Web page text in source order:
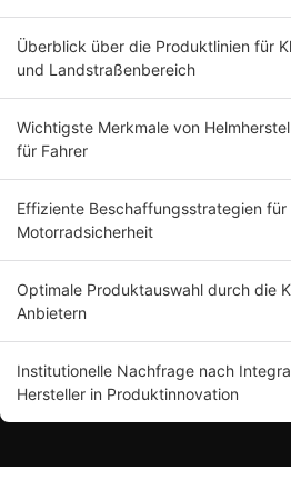
Überblick über die Produktlinien für
und Landstraßenbereich
Wichtigste Merkmale von
für Fahrer
Effiziente Beschaffungsstrategien für
Motorradsicherheit
Optimale Produktauswahl durch die
Anbietern
Institutionelle Nachfrage nach
Hersteller in Produktinnovation